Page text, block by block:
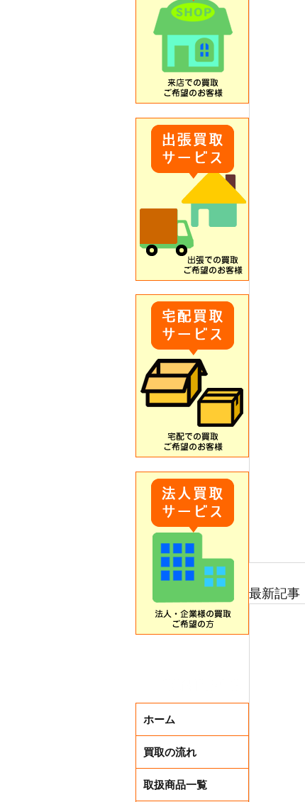
最新記事
ホーム
買取の流れ
取扱商品一覧